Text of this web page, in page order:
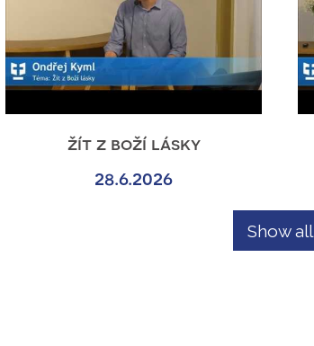
žít z boží lásky
28.6.2026
Show all